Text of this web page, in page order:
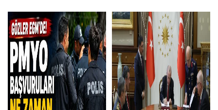
ortaya çıktı